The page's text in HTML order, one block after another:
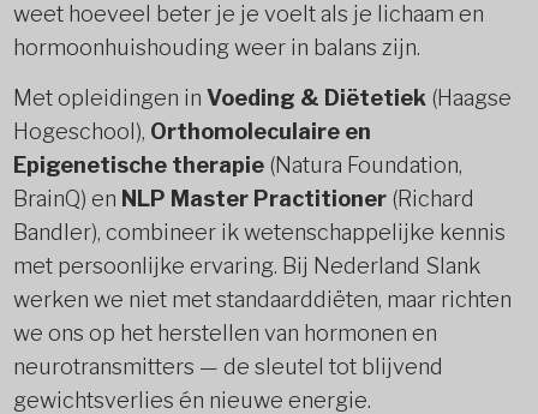
weet hoeveel beter je je voelt als je lichaam en
hormoonhuishouding weer in balans zijn.
Met opleidingen in Voeding & Diëtetiek (Haagse
Hogeschool), Orthomoleculaire en
Epigenetische therapie(Natura Foundation,
BrainQ) en NLP Master Practitioner(Richard
Bandler), combineer ik wetenschappelijke kennis
met persoonlijke ervaring. Bij Nederland Slank
werken we niet met standaarddiëten, maar richten
we ons op het herstellen van hormonen en
neurotransmitters — de sleutel tot blijvend
gewichtsverlies én nieuwe energie.